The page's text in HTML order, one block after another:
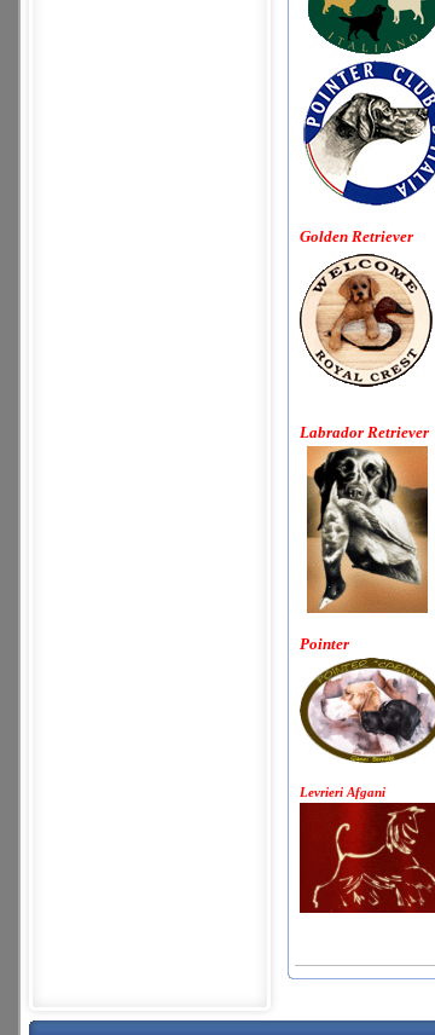
Golden Retriever
Labrador Retriever
Pointer
Levrieri Afgani